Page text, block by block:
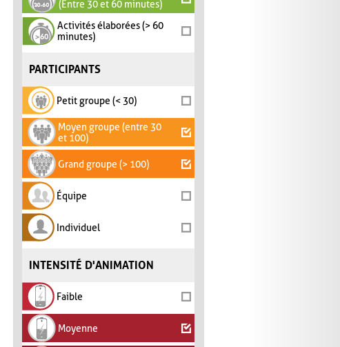
(Entre 30 et 60 minutes)
Activités élaborées (> 60
minutes)
PARTICIPANTS
Petit groupe (< 30)
Moyen groupe (entre 30
et 100)
Grand groupe (> 100)
Équipe
Individuel
INTENSITÉ D'ANIMATION
Faible
Moyenne